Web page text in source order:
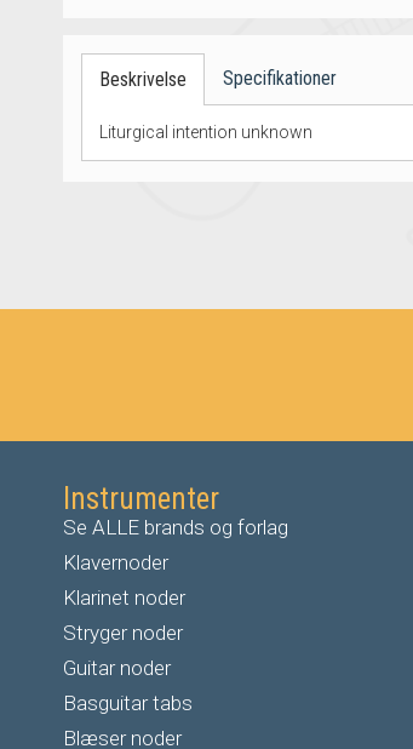
Beskrivelse Specifikationer
Liturgical intention unknown
Instrumenter
Se ALLE brands og forlag
Klavernoder
Klarinet noder
Stryger noder
Guitar noder
Basguitar tabs
Blæser noder